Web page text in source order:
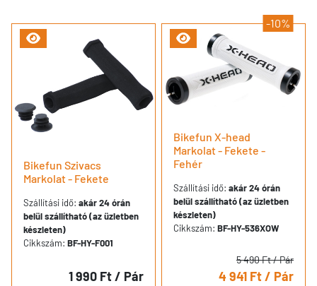
Bikefun Szivacs
Markolat - Fekete
Szállítási idő: akár 24 órán
belül szállítható (az üzletben
készleten)
Cikkszám: BF-HY-F001
1 990 Ft/ Pár
-10%
Bikefun X-head
Markolat - Fekete -
Fehér
Szállítási idő: akár 24 órán
belül szállítható (az üzletben
készleten)
Cikkszám: BF-HY-536XOW
5 490 Ft/ Pár
4 941 Ft/ Pár